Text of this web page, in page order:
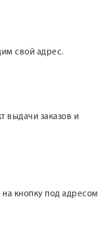
свой адрес.
выдачи заказов и
кнопку под адресом